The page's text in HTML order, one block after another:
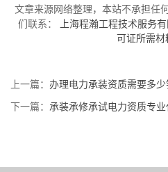
文章来源网络整理，本站不承担任
们联系：
上海程瀚工程技术服务有
可证所需材
上一篇： 办理电力承装资质需要多少
下一篇： 承装承修承试电力资质专业